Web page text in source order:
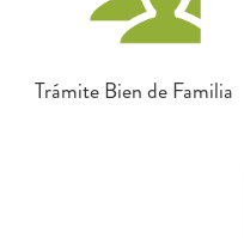
Trámite Bien de Familia